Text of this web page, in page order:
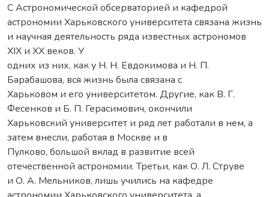
С Астрономической обсерваторией и кафедрой
астрономии Харьковского университета связана жизнь
и научная деятельность ряда известных астрономов
ХІХ и ХХ веков. У
одних из них, как у Н. Н. Евдокимова и Н. П.
Барабашова, вся жизнь была связана с
Харьковом и его университетом. Другие, как В. Г.
Фесенков и Б. П. Герасимович, окончили
Харьковский университет и ряд лет работали в нем, а
затем внесли, работая в Москве и в
Пулково, большой вклад в развитие всей
отечественной астрономии. Третьи, как О. Л. Струве
и О. А. Мельников, лишь учились на кафедре